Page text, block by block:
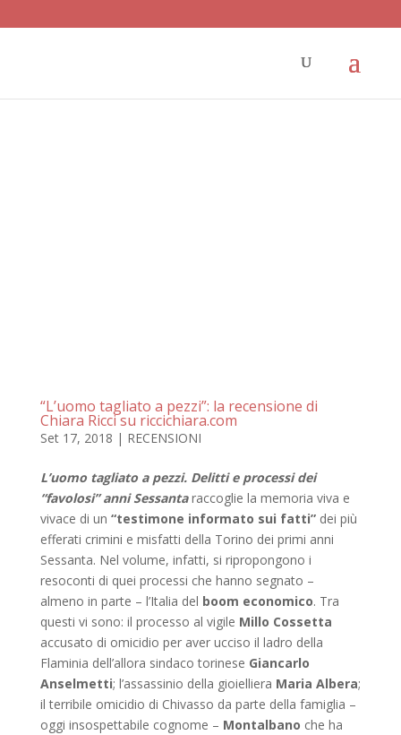
“L’uomo tagliato a pezzi”: la recensione di
Chiara Ricci su riccichiara.com
Set 17, 2018 | RECENSIONI
L’uomo tagliato a pezzi. Delitti e processi dei
“favolosi” anni Sessantaraccoglie la memoria viva e
vivace di un “testimone informato sui fatti”dei più
efferati crimini e misfatti della Torino dei primi anni
Sessanta. Nel volume, infatti, si ripropongono i
resoconti di quei processi che hanno segnato –
almeno in parte – l’Italia del boom economico. Tra
questi vi sono: il processo al vigile Millo Cossetta
accusato di omicidio per aver ucciso il ladro della
Flaminia dell’allora sindaco torinese Giancarlo
Anselmetti; l’assassinio della gioielliera Maria Albera;
il terribile omicidio di Chivasso da parte della famiglia –
oggi insospettabile cognome – Montalbano che ha